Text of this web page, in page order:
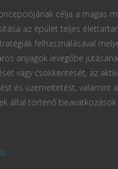
célja a magas
az épület teljes
felhasználásával
anyagok levegőbe
vagy csökkentését, az
és üzemeltetést, valamint
által történő